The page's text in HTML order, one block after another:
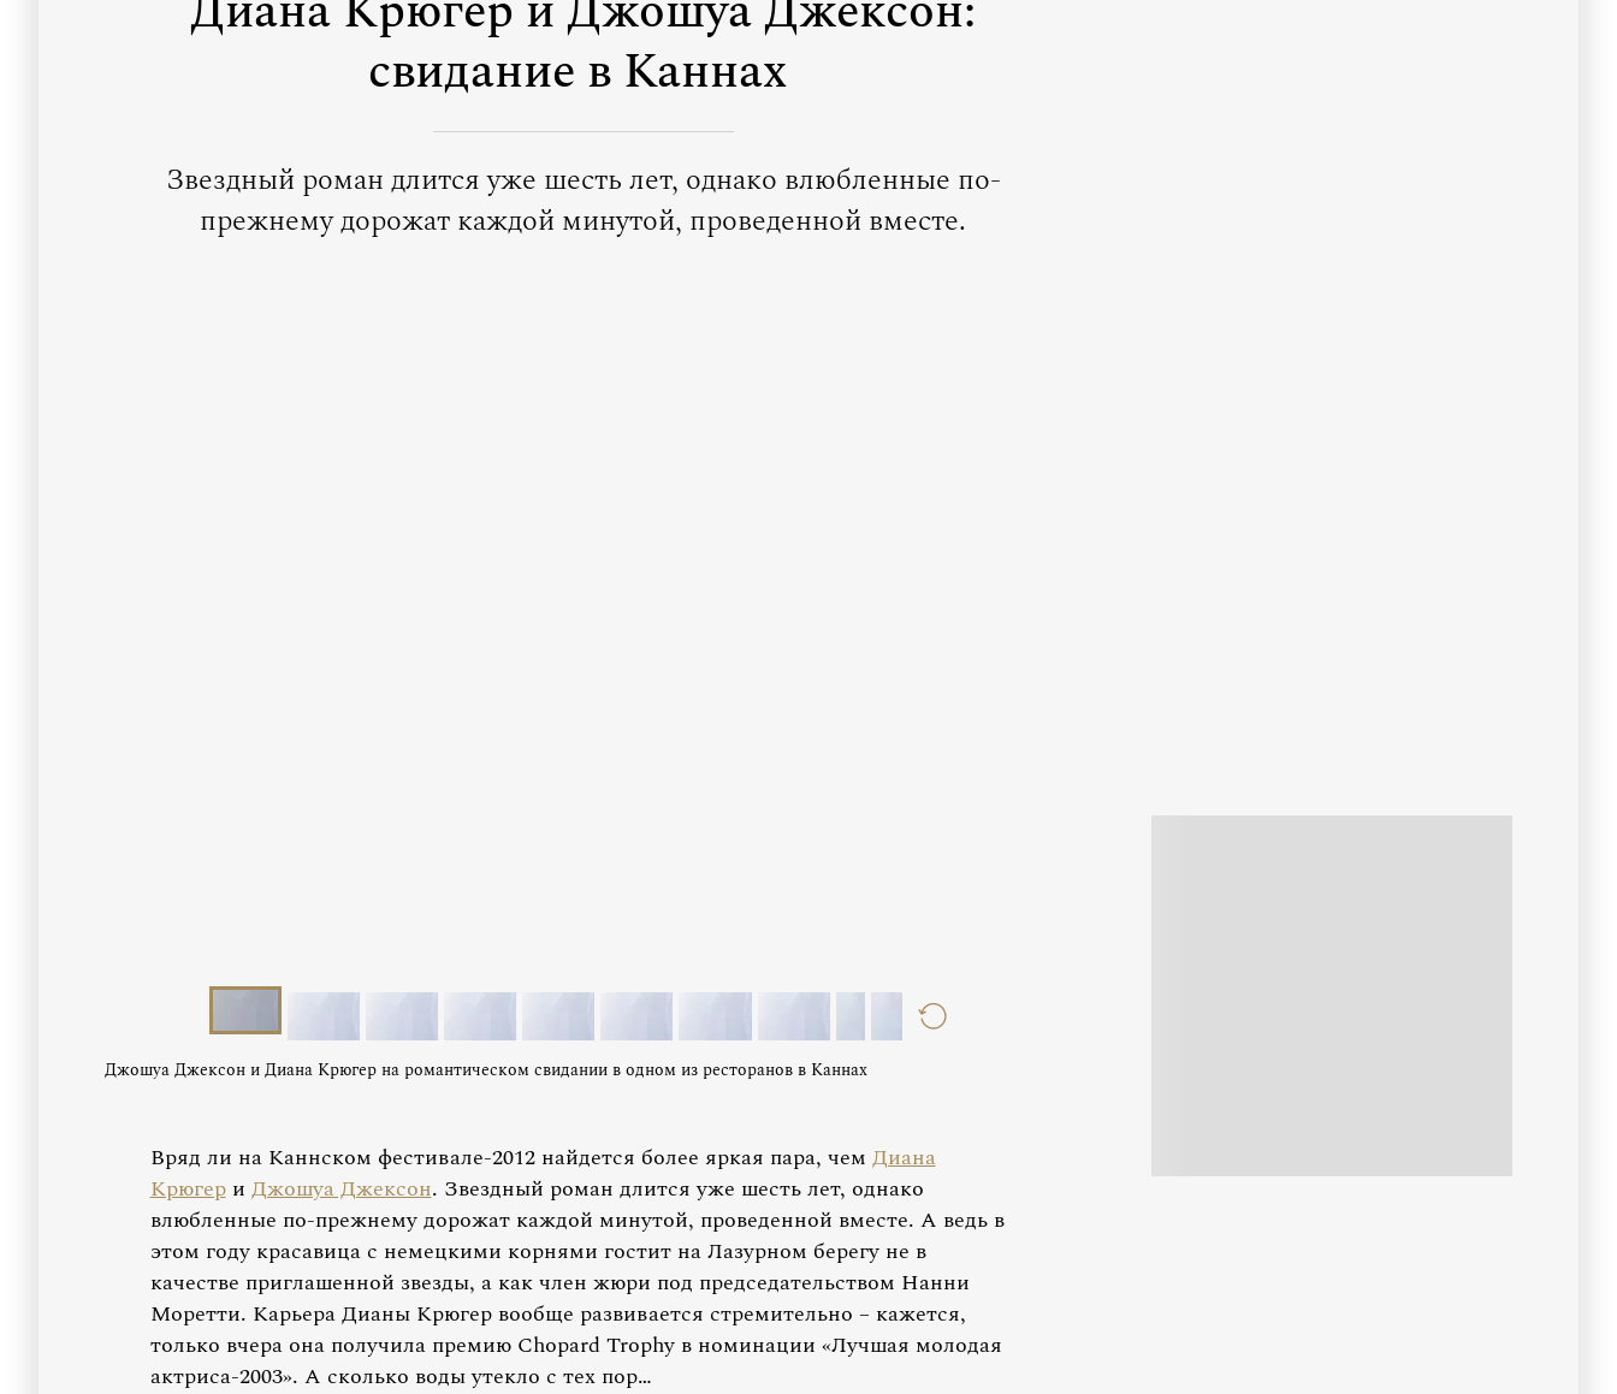
свидание в Каннах
Звездный роман длится уже шесть лет, однако влюбленные по-
прежнему дорожат каждой минутой, проведенной вместе.
Джошуа Джексон и Диана Крюгер на романтическом свидании в одном из ресторанов в Каннах
Вряд ли на Каннском фестивале-2012 найдется более яркая пара, чем Диана
Крюгери Джошуа Джексон. Звездный роман длится уже шесть лет, однако
влюбленные по-прежнему дорожат каждой минутой, проведенной вместе. А ведь в
этом году красавица с немецкими корнями гостит на Лазурном берегу не в
качестве приглашенной звезды, а как член жюри под председательством Нанни
Моретти. Карьера Дианы Крюгер вообще развивается стремительно – кажется,
только вчера она получила премию Chopard Trophy в номинации «Лучшая молодая
актриса-2003». А сколько воды утекло с тех пор…